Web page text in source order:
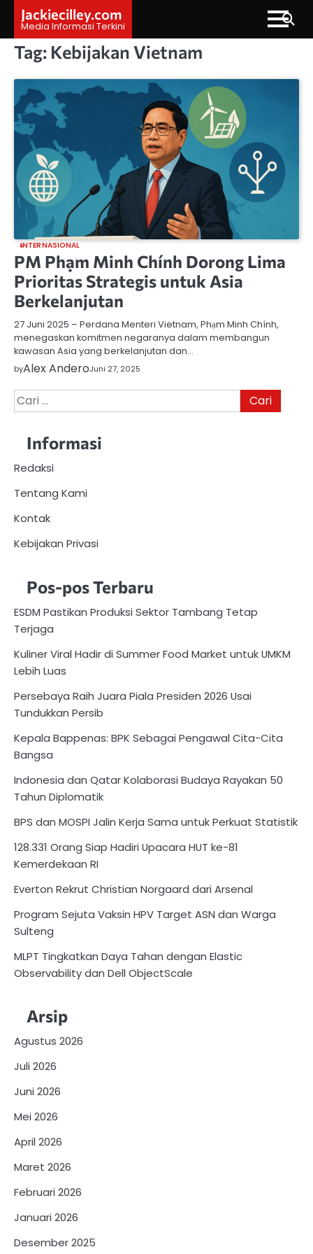
content
Jackiecilley.com
Media Informasi Terkini
Tag: Kebijakan Vietnam
INTERNASIONAL
PM Phạm Minh Chính Dorong Lima
Prioritas Strategis untuk Asia
Berkelanjutan
27 Juni 2025 – Perdana Menteri Vietnam, Phạm Minh Chính,
menegaskan komitmen negaranya dalam membangun
kawasan Asia yang berkelanjutan dan…
byAlex AnderoJuni 27, 2025
Cari
untuk:
Informasi
Redaksi
Tentang Kami
Kontak
Kebijakan Privasi
Pos-pos Terbaru
ESDM Pastikan Produksi Sektor Tambang Tetap
Terjaga
Kuliner Viral Hadir di Summer Food Market untuk UMKM
Lebih Luas
Persebaya Raih Juara Piala Presiden 2026 Usai
Tundukkan Persib
Kepala Bappenas: BPK Sebagai Pengawal Cita-Cita
Bangsa
Indonesia dan Qatar Kolaborasi Budaya Rayakan 50
Tahun Diplomatik
BPS dan MOSPI Jalin Kerja Sama untuk Perkuat Statistik
128.331 Orang Siap Hadiri Upacara HUT ke-81
Kemerdekaan RI
Everton Rekrut Christian Norgaard dari Arsenal
Program Sejuta Vaksin HPV Target ASN dan Warga
Sulteng
MLPT Tingkatkan Daya Tahan dengan Elastic
Observability dan Dell ObjectScale
Arsip
Agustus 2026
Juli 2026
Juni 2026
Mei 2026
April 2026
Maret 2026
Februari 2026
Januari 2026
Desember 2025